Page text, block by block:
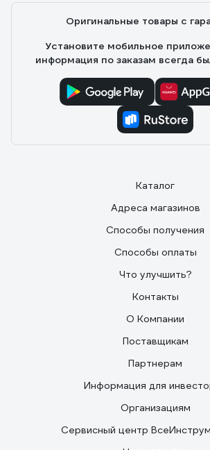
Оригинальные товары с
Установите мобильное
информация по заказам всегда
Каталог
Адреса магазинов
Способы получения
Способы оплаты
Что улучшить?
Контакты
О Компании
Поставщикам
Партнерам
Информация для
Организациям
Сервисный центр